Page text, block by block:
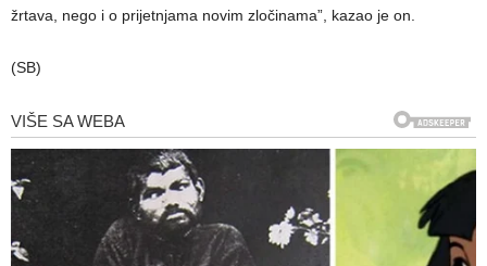
žrtava, nego i o prijetnjama novim zločinama”, kazao je on.
(SB)